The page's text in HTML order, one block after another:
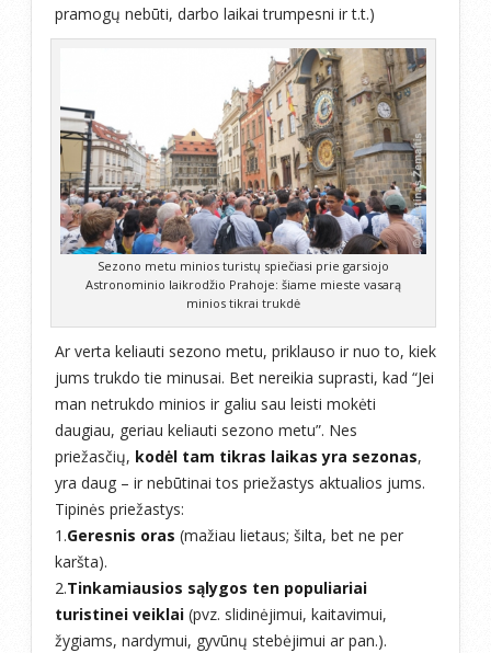
pramogų nebūti, darbo laikai trumpesni ir t.t.)
Sezono metu minios turistų spiečiasi prie garsiojo
Astronominio laikrodžio Prahoje: šiame mieste vasarą
minios tikrai trukdė
Ar verta keliauti sezono metu, priklauso ir nuo to, kiek
jums trukdo tie minusai. Bet nereikia suprasti, kad “Jei
man netrukdo minios ir galiu sau leisti mokėti
daugiau, geriau keliauti sezono metu”. Nes
priežasčių, kodėl tam tikras laikas yra sezonas,
yra daug – ir nebūtinai tos priežastys aktualios jums.
Tipinės priežastys:
1.Geresnis oras (mažiau lietaus; šilta, bet ne per
karšta).
2.Tinkamiausios sąlygos ten populiariai
turistinei veiklai (pvz. slidinėjimui, kaitavimui,
žygiams, nardymui, gyvūnų stebėjimui ar pan.).